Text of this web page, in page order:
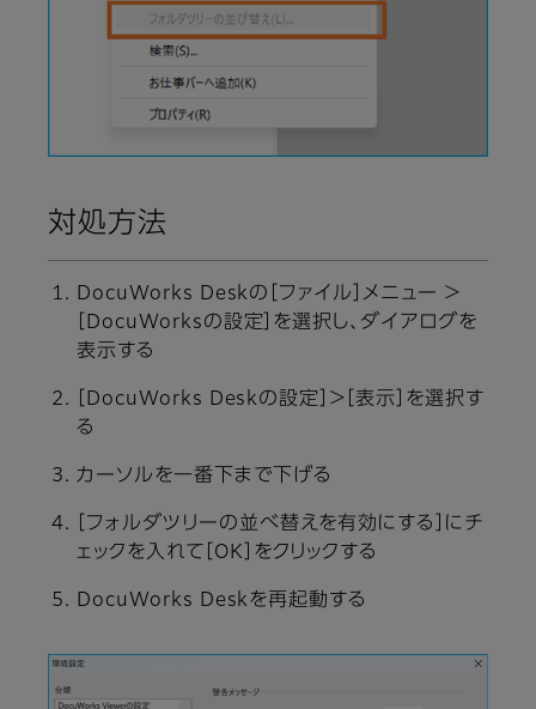
対処方法
DocuWorks Deskの［ファイル］メニュー ＞
［DocuWorksの設定］を選択し、ダイアログを
表示する
［DocuWorks Deskの設定］＞［表示］を選択す
る
カーソルを一番下まで下げる
［フォルダツリーの並べ替えを有効にする］にチ
ェックを入れて［OK］をクリックする
DocuWorks Deskを再起動する